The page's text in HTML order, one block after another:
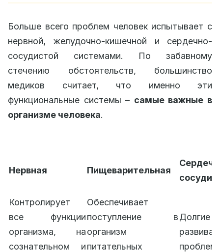
Больше всего проблем человек испытывает с
нервной, желудочно-кишечной и сердечно-
сосудистой системами. По забавному
стечению обстоятельств, большинство
медиков считает, что именно эти
функциональные системы – самые важные в
организме человека.
Нервная Пищеварительная
Контролирует
все функции
организма, на
сознательном и
Обеспечивает
поступление в
организм
питательных